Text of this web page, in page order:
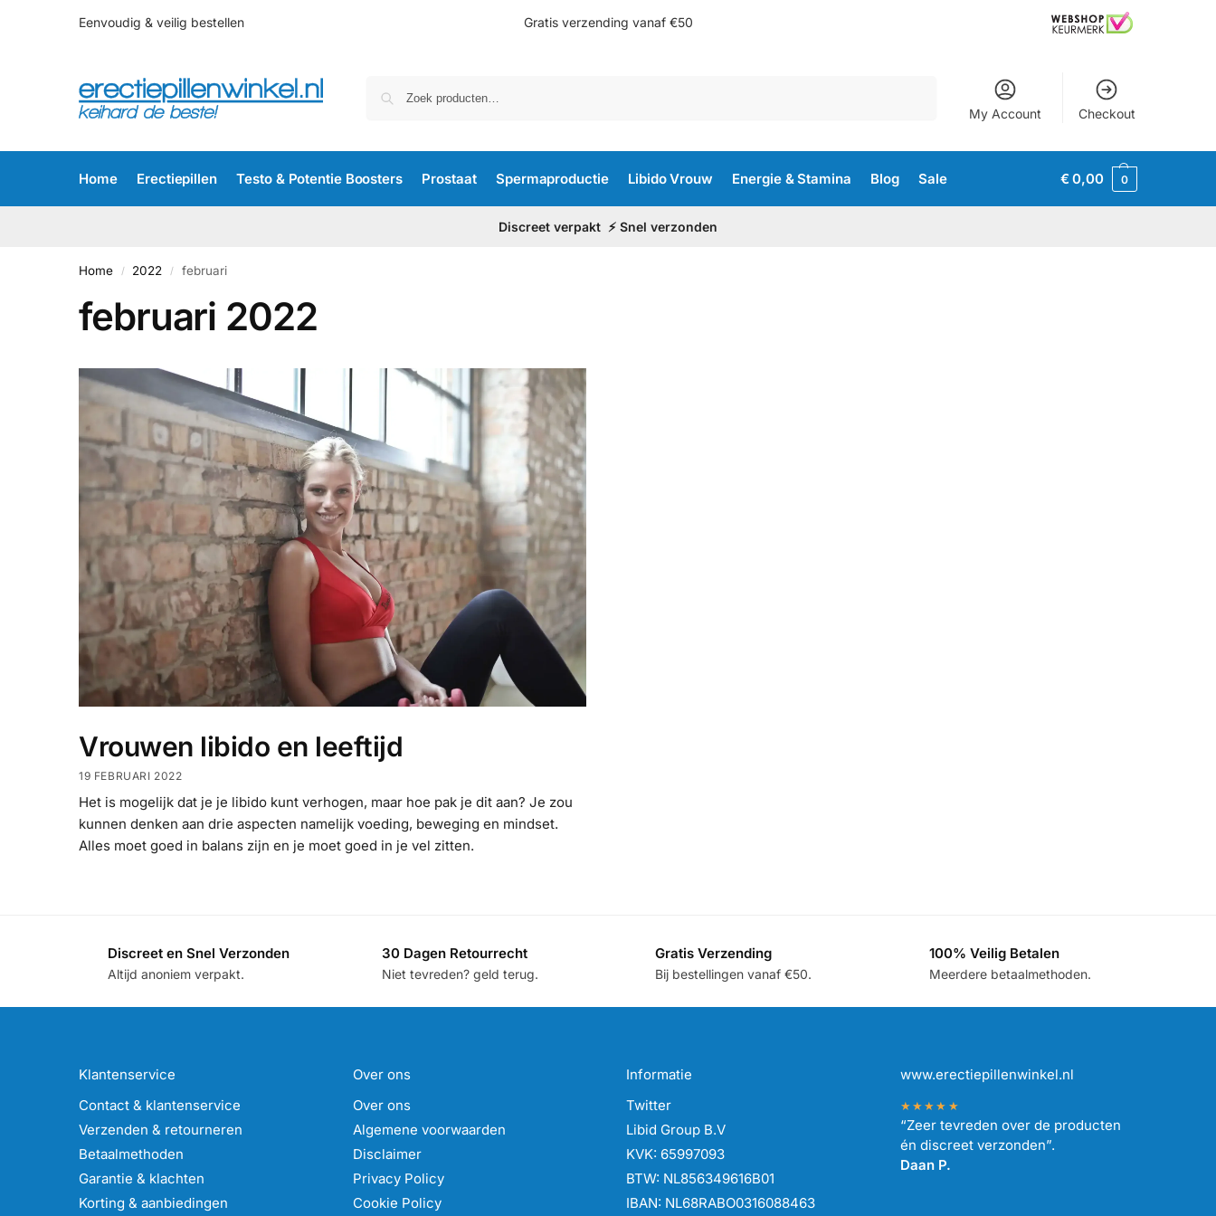
Eenvoudig & veilig bestellen Gratis verzending vanaf €50
My Account Checkout
Home Erectiepillen Testo & Potentie Boosters Prostaat Spermaproductie Libido Vrouw Energie & Stamina Blog Sale €0,00 0
Discreet verpakt ⚡ Snel verzonden
Home / 2022 / februari
februari 2022
Vrouwen libido en leeftijd
19 FEBRUARI 2022
Het is mogelijk dat je je libido kunt verhogen, maar hoe pak je dit aan? Je zou
kunnen denken aan drie aspecten namelijk voeding, beweging en mindset.
Alles moet goed in balans zijn en je moet goed in je vel zitten.
Discreet en Snel Verzonden
Altijd anoniem verpakt.
30 Dagen Retourrecht
Niet tevreden? geld terug.
Gratis Verzending
Bij bestellingen vanaf €50.
100% Veilig Betalen
Meerdere betaalmethoden.
Klantenservice
Contact & klantenservice
Verzenden & retourneren
Betaalmethoden
Garantie & klachten
Korting & aanbiedingen
Over ons
Over ons
Algemene voorwaarden
Disclaimer
Privacy Policy
Cookie Policy
Informatie
Twitter
Libid Group B.V
KVK: 65997093
BTW: NL856349616B01
IBAN: NL68RABO0316088463
www.erectiepillenwinkel.nl
★★★★★
“Zeer tevreden over de producten
én discreet verzonden”.
Daan P.